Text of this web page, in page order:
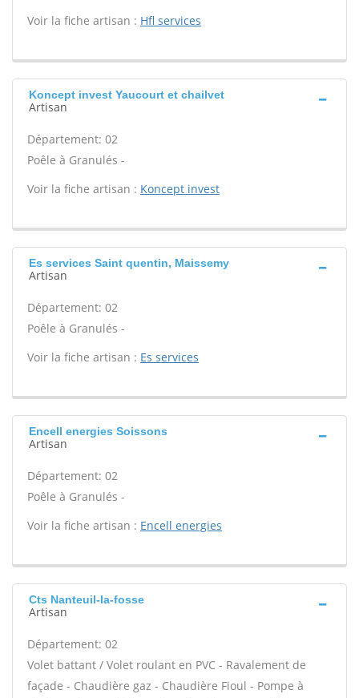
Voir la fiche artisan : Hfl services
Koncept invest Yaucourt et chailvet
Artisan
Département: 02
Poêle à Granulés -
Voir la fiche artisan : Koncept invest
Es services Saint quentin, Maissemy
Artisan
Département: 02
Poêle à Granulés -
Voir la fiche artisan : Es services
Encell energies Soissons
Artisan
Département: 02
Poêle à Granulés -
Voir la fiche artisan : Encell energies
Cts Nanteuil-la-fosse
Artisan
Département: 02
Volet battant / Volet roulant en PVC - Ravalement de
façade - Chaudière gaz - Chaudière Fioul - Pompe à